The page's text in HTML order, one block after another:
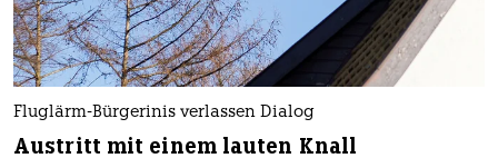
Fluglärm-Bürgerinis verlassen Dialog
Austritt mit einem lauten Knall